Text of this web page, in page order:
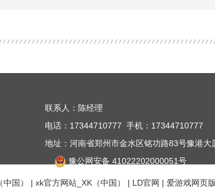
联系人：陈经理
电话：17344710777 手机：17344710777
地址：河南省郑州市金水区铭功路83号豫港大
豫公网安备 41022202000051号
国） | xk官方网站_XK（中国） | LD官网 | 爱游戏网页